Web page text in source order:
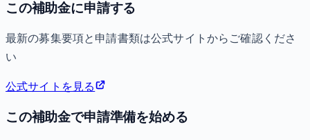
この補助金に申請する
最新の募集要項と申請書類は公式サイトからご確認くださ
い
公式サイトを見る
この補助金で申請準備を始める